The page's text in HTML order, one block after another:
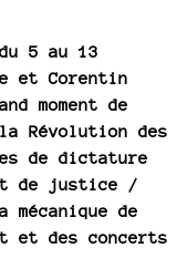
5 au 13
et Corentin
moment de
Révolution des
de dictature
de justice /
de
des concerts